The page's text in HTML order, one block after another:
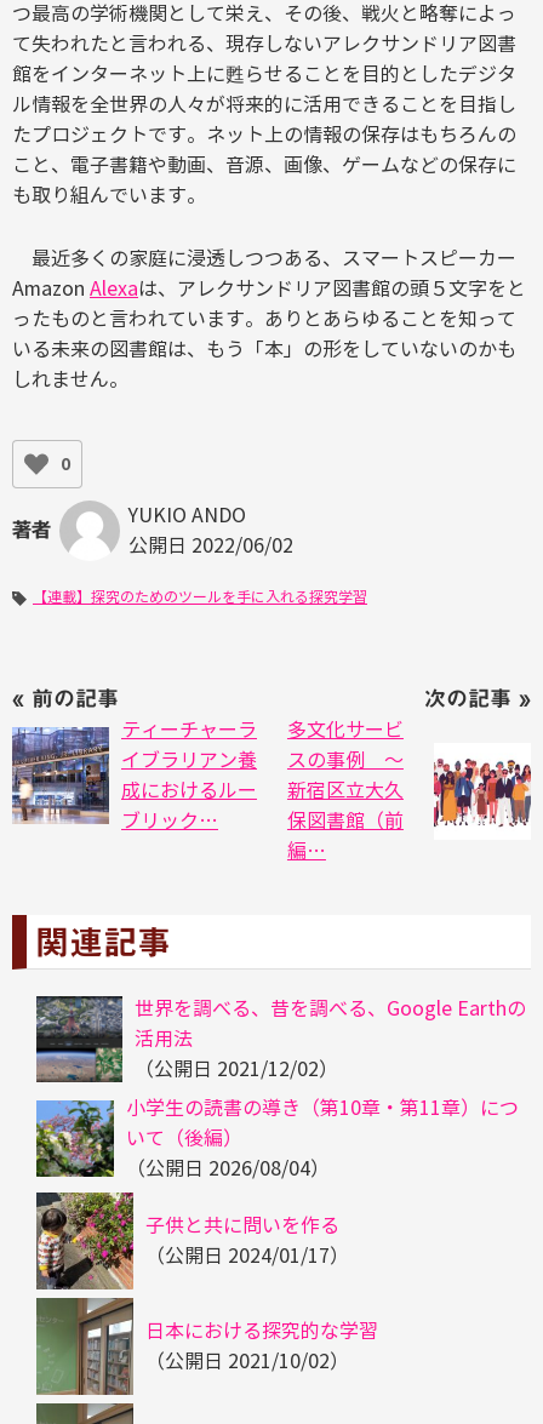
つ最高の学術機関として栄え、その後、戦火と略奪によっ
て失われたと言われる、現存しないアレクサンドリア図書
館をインターネット上に甦らせることを目的としたデジタ
ル情報を全世界の人々が将来的に活用できることを目指し
たプロジェクトです。ネット上の情報の保存はもちろんの
こと、電子書籍や動画、音源、画像、ゲームなどの保存に
も取り組んでいます。
最近多くの家庭に浸透しつつある、スマートスピーカー
Amazon Alexaは、アレクサンドリア図書館の頭５文字をと
ったものと言われています。ありとあらゆることを知って
いる未来の図書館は、もう「本」の形をしていないのかも
しれません。
0
著者
YUKIO ANDO
公開日 2022/06/02
【連載】探究のためのツールを手に入れる探究学習
« 前の記事
ティーチャーラ
イブラリアン養
成におけるルー
ブリック…
次の記事 »
多文化サービ
スの事例 ～
新宿区立大久
保図書館（前
編…
関連記事
世界を調べる、昔を調べる、Google Earthの
活用法
（公開日 2021/12/02）
小学生の読書の導き（第10章・第11章）につ
いて（後編）
（公開日 2026/08/04）
子供と共に問いを作る
（公開日 2024/01/17）
日本における探究的な学習
（公開日 2021/10/02）